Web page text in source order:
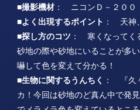
■撮影機材： ニコンＤ－２００
■よく出現するポイント ： 天神
■探し方のコツ ： 寒くなってく
砂地の際や砂地にいることが多
嚇して色を変えて分かる！
■生物に関するうんちく ： 『久
カ！今回は砂地のど真ん中で発